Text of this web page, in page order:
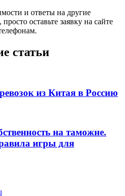
и ответы на другие
оставьте заявку на сайте
статьи
из Китая в Россию
на таможне.
игры для